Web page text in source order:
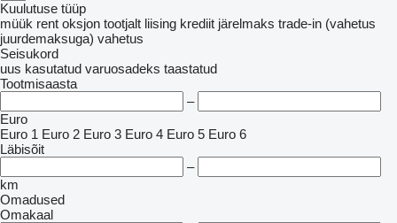
Kuulutuse tüüp
müük rent oksjon tootjalt liising krediit järelmaks trade-in (vahetus
juurdemaksuga) vahetus
Seisukord
uus kasutatud varuosadeks taastatud
Tootmisaasta
–
Euro
Euro 1 Euro 2 Euro 3 Euro 4 Euro 5 Euro 6
Läbisõit
–
km
Omadused
Omakaal